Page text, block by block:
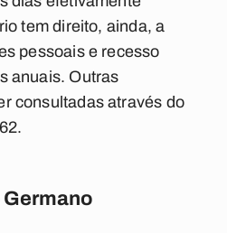
tem direito, ainda, a
pessoais e recesso
anuais. Outras
consultadas através do